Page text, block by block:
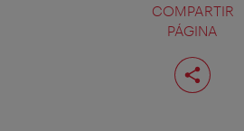
COMPARTIR
PÁGINA
Compartir
página